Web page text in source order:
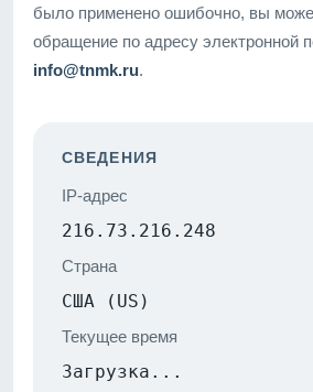
было применено ошибочно, вы
обращение по адресу электронной
info@tnmk.ru.
СВЕДЕНИЯ
IP-адрес
216.73.216.248
Страна
США (US)
Текущее время
Загрузка...